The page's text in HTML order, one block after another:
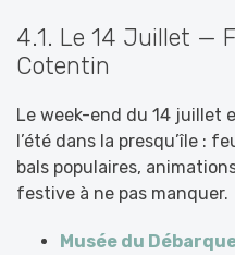
4.1. Le 14 Juillet —
Cotentin
Le week-end du 14 juillet
l’été dans la presqu’île :
bals populaires,
festive à ne pas manquer.
Musée du